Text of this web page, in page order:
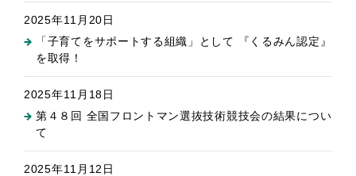
2025年11月20日
「子育てをサポートする組織」として 『くるみん認定』
を取得！
2025年11月18日
第４８回 全国フロントマン選抜技術競技会の結果につい
て
2025年11月12日